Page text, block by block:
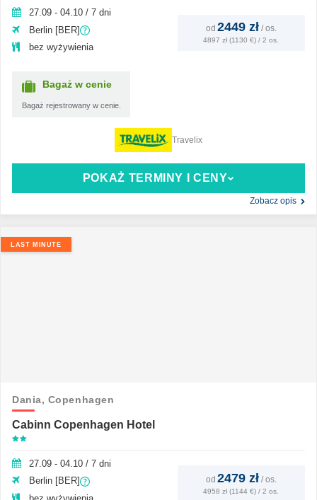
27.09 - 04.10 / 7 dni
Berlin [BER]
bez wyżywienia
Bagaż w cenie
Bagaż rejestrowany w cenie.
od 2449 zł / os.
4897 zł (1130 €) / 2 os.
POKAŻ TERMINY I CENY
Zobacz opis
Travelix
LAST MINUTE
Dania, Copenhagen
Cabinn Copenhagen Hotel
27.09 - 04.10 / 7 dni
Berlin [BER]
od 2479 zł / os.
4958 zł (1144 €) / 2 os.